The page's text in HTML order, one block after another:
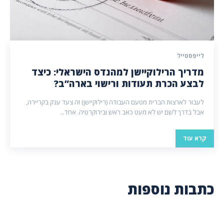
לייפסטייל
מדריך הרילוקיישן למהנדס הישראלי: כיצד
לבצע הכרת תעודות ורישוי בארה”ב?
לעבור לארצות הברית מטעם העבודה (רילוקיישן) זה צעד ענק בקריירה,
אבל בדרך לשם יש לא מעט כאב ראש ובירוקרטיה. אחד...
קרא עוד
כתבות נוספות